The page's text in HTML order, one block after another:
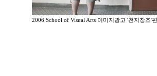
2006 School of Visual Arts 이미지광고 '천지창조'편